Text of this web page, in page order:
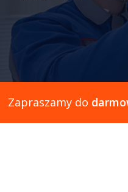
Zapraszamy do